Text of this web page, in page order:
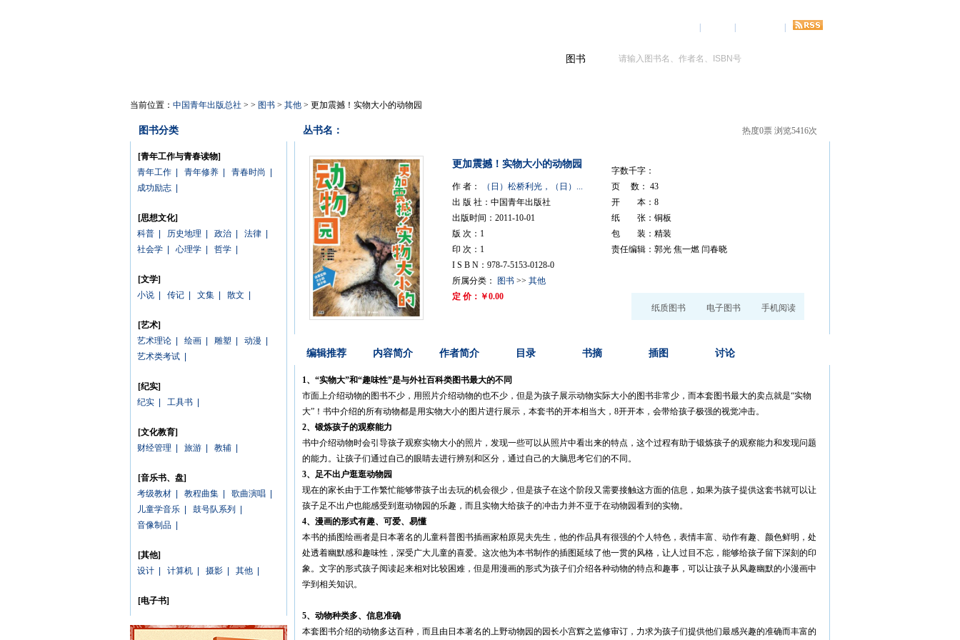
图书
当前位置： 中国青年出版总社 > > 图书 > 其他 > 更加震撼！实物大小的动物园
图书分类
[青年工作与青春读物]
青年工作
青年修养 青春时尚
成功励志
[思想文化]
科普
历史地理 政治 法律
社会学
心理学 哲学
[文学]
小说
传记 文集 散文
[艺术]
艺术理论
绘画 雕塑 动漫
艺术类考试
[纪实]
纪实
工具书
[文化教育]
财经管理
旅游 教辅
[音乐书、盘]
考级教材
教程曲集 歌曲演唱
儿童学音乐
鼓号队系列
音像制品
[其他]
设计
计算机 摄影 其他
[电子书]
热度0票 浏览5416次
丛书名：
纸质图书 电子图书 手机阅读
更加震撼！实物大小的动物园
作 者：
（日）松桥利光，（日）...
出 版 社：中国青年出版社
出版时间：2011-10-01
版 次：1
印 次：1
I S B N：978-7-5153-0128-0
所属分类：
图书 >> 其他
定 价：￥0.00
字数千字：
页 数： 43
开 本：8
纸 张：铜板
包 装：精装
责任编辑：郭光 焦一燃 闫春晓
编辑推荐 内容简介 作者简介 目录 书摘 插图 讨论
1、“实物大”和“趣味性”是与外社百科类图书最大的不同
市面上介绍动物的图书不少，用照片介绍动物的也不少，但是为孩子展示动物实际大小的图书非常少，而本套图书最大的卖点就是“实物
大”！书中介绍的所有动物都是用实物大小的图片进行展示，本套书的开本相当大， 8开开本，会带给孩子极强的视觉冲击。
2、锻炼孩子的观察能力
书中介绍动物时会引导孩子观察实物大小的照片，发现一些可以从照片中看出来的特点，这个过程有助于锻炼孩子的观察能力和发现问题
的能力。 让孩子们通过自己的眼睛去进行辨别和区分，通过自己的大脑思考它们的不同。
3、足不出户逛逛动物园
现在的家长由于工作繁忙能够带孩子出去玩的机会很少，但是孩子在这个阶段又需要接触这方面的信息，如果为孩子提供这套书就可以让
孩子足不出户也能感受到逛动物园的乐趣，而且实物大给孩子的冲击力并不亚于在动物园看到的实物。
4、漫画的形式有趣、可爱、易懂
本书的插图绘画者是日本著名的儿童科普图书插画家柏原晃夫先生，他的作品具有很强的个人特色，表情丰富、动作有趣、颜色鲜明，处
处透着幽默感和趣味性，深受广大儿童的喜爱。这次他为本书制作的插图延续了他一贯的风格，让人过目不忘，能够给孩子留下深刻的印
象。文字的形式孩子阅读起来相对比较困难，但是用漫画的形式为孩子们介绍各种动物的特点和趣事，可以让孩子从风趣幽默的小漫画中
学到相关知识。
5、动物种类多、信息准确
本套图书介绍的动物多达百种，而且由日本著名的上野动物园的园长小宫辉之监修审订，力求为孩子们提供他们最感兴趣的准确而丰富的